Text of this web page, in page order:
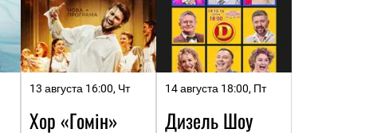
13 августа 16:00, Чт
Хор «Гомін»
14 августа 18:00, Пт
Дизель Шоу